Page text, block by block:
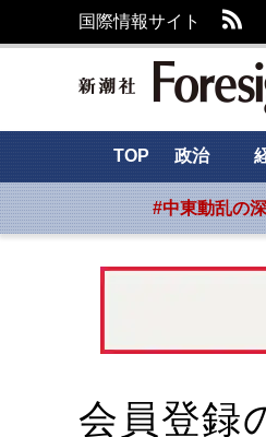
国際情報サイト
TOP 政治
#中東動乱の
会員登録